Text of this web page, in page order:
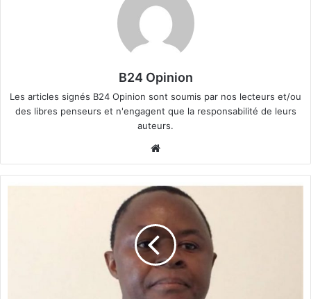
B24 Opinion
Les articles signés B24 Opinion sont soumis par nos lecteurs et/ou
des libres penseurs et n'engagent que la responsabilité de leurs
auteurs.
bsi